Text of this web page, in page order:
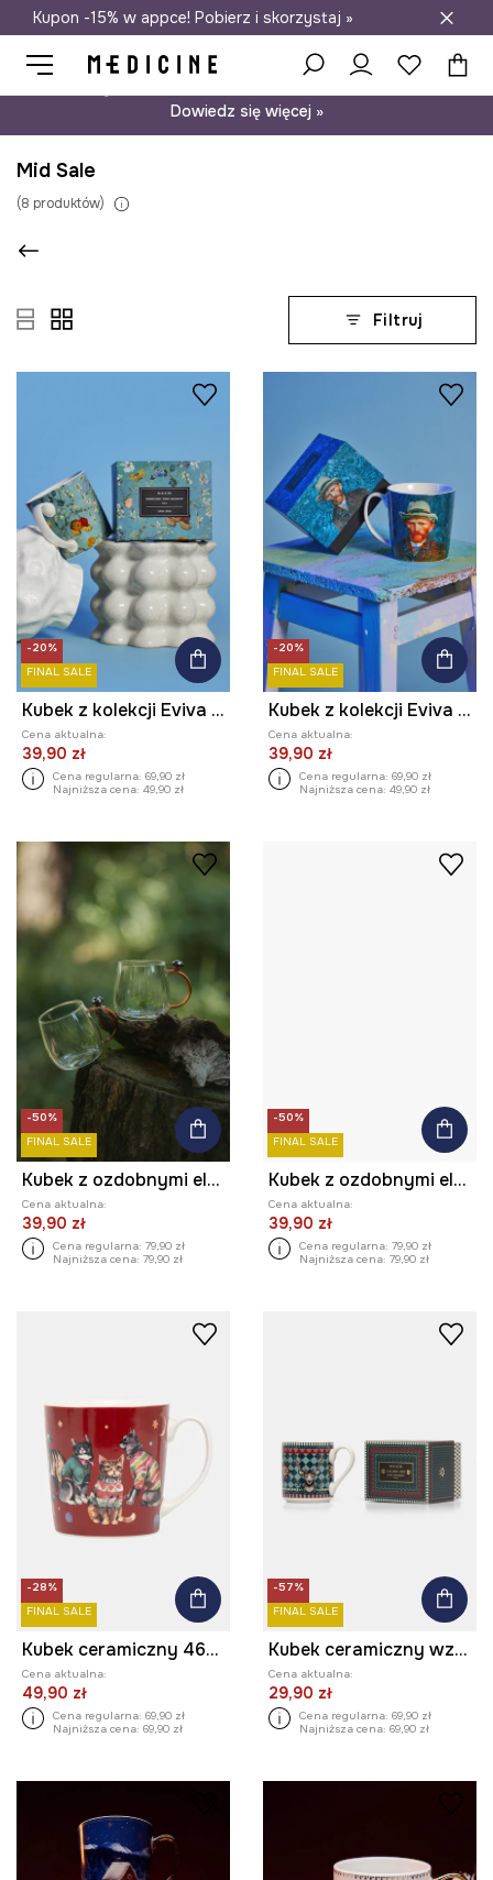
Darmowa dostawa do salonów
Kupon -15% w appce! Pobierz i skorzystaj »
Dowiedz się więcej »
Mid Sale
(8 produktów)
Filtruj
-20%
FINAL SALE
Kubek z kolekcji Eviva L'arte 460 ml
Cena aktualna:
39,90 zł
Cena regularna: 69,90 zł
Najniższa cena: 49,90 zł
-20%
FINAL SALE
Kubek z kolekcji Eviva L'arte 460 ml
Cena aktualna:
39,90 zł
Cena regularna: 69,90 zł
Najniższa cena: 49,90 zł
-50%
FINAL SALE
Kubek z ozdobnymi elementami (2-pack)
Cena aktualna:
39,90 zł
Cena regularna: 79,90 zł
Najniższa cena: 79,90 zł
-50%
FINAL SALE
Kubek z ozdobnymi elementami (2-pack)
Cena aktualna:
39,90 zł
Cena regularna: 79,90 zł
Najniższa cena: 79,90 zł
-28%
FINAL SALE
Kubek ceramiczny 460 ml w koty
Cena aktualna:
49,90 zł
Cena regularna: 69,90 zł
Najniższa cena: 69,90 zł
-57%
FINAL SALE
Kubek ceramiczny wzorzysty 390 ml
Cena aktualna:
29,90 zł
Cena regularna: 69,90 zł
Najniższa cena: 69,90 zł